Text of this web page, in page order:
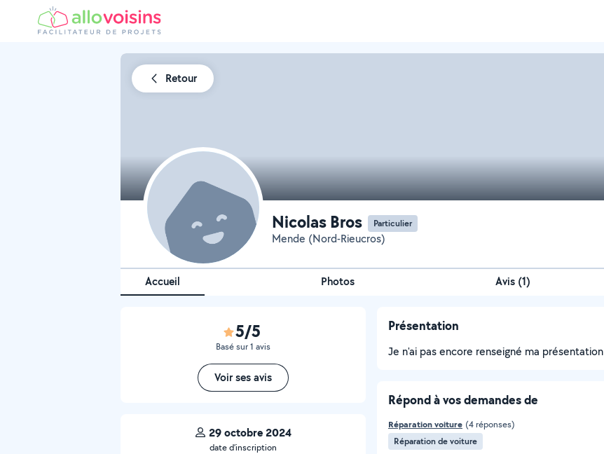
Retour
Nicolas Bros Particulier
Mende (Nord-Rieucros)
Accueil Photos Avis (1)
5/5
Basé sur 1 avis
Voir ses avis
29 octobre 2024
date d’inscription
Présentation
Je n'ai pas encore renseigné ma présentation
Répond à vos demandes de
Réparation voiture (4 réponses)
Réparation de voiture